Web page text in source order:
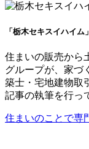
「栃木セキスイハイム
住まいの販売から
グループが、家づ
築士・宅地建物取
記事の執筆を行っ
住まいのことで専